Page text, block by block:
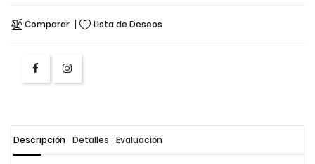
Comparar Lista de Deseos
Descripción Detalles Evaluación